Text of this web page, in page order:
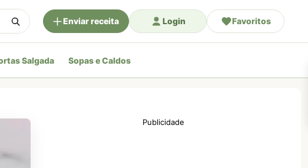
Enviar receita Login Favoritos
Salgada Sopas e Caldos
Publicidade